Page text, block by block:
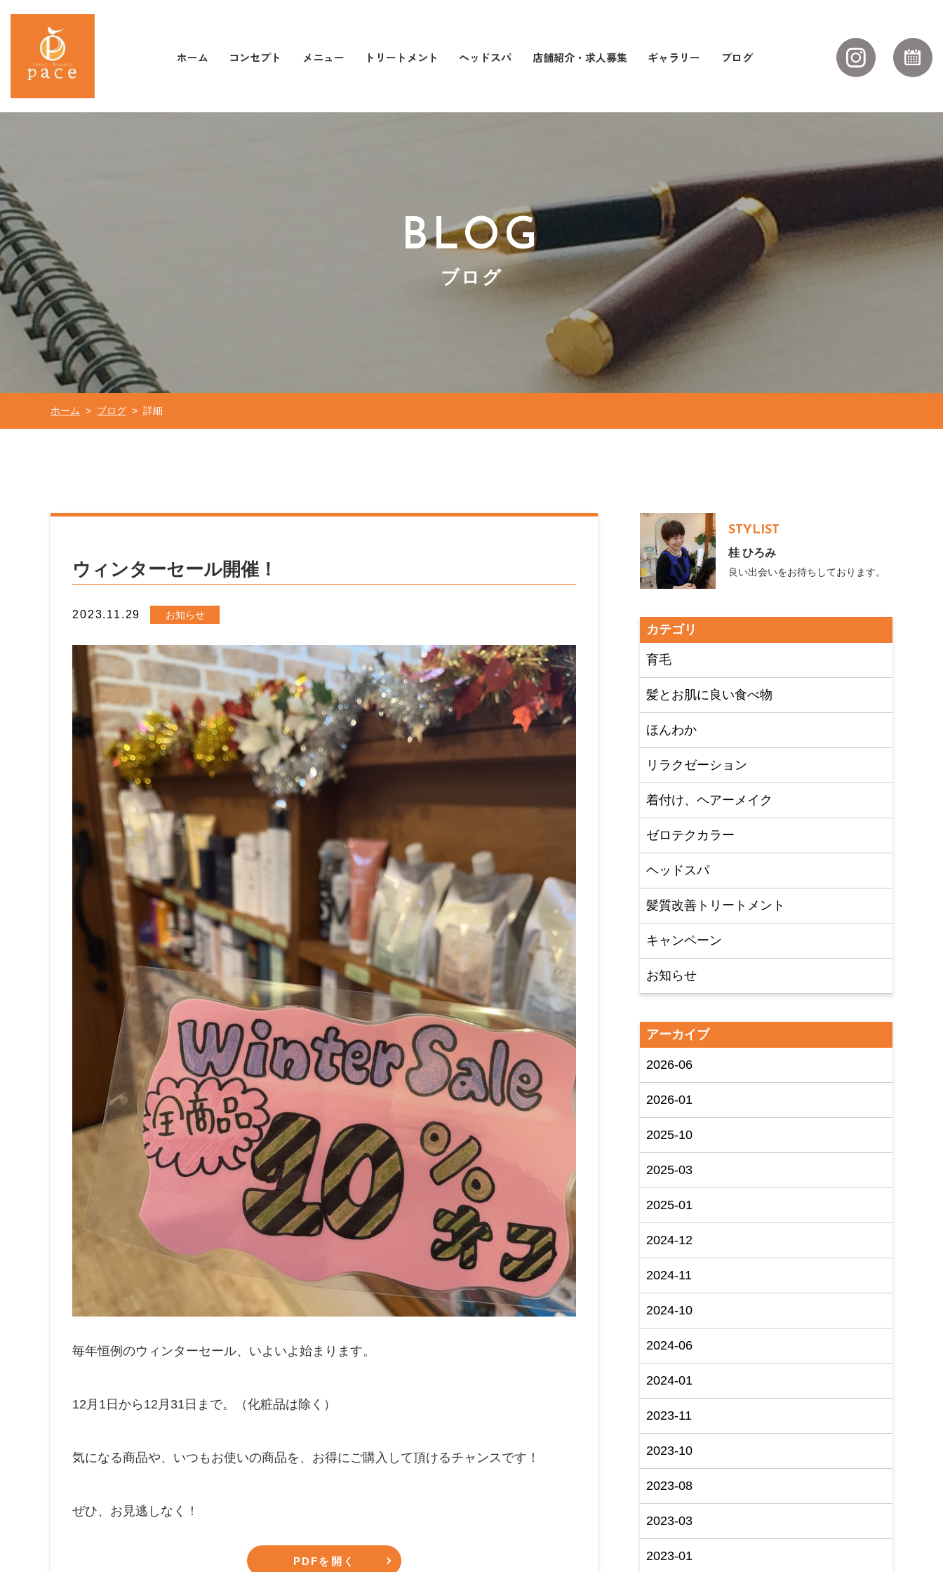
ホーム コンセプト メニュー トリートメント ヘッドスパ 店舗紹介・求人募集 ギャラリー ブログ
BLOG
ブログ
ホーム > ブログ > 詳細
ウィンターセール開催！
2023.11.29 お知らせ
毎年恒例のウィンターセール、いよいよ始まります。
12月1日から12月31日まで。（化粧品は除く）
気になる商品や、いつもお使いの商品を、お得にご購入して頂けるチャンスです！
ぜひ、お見逃しなく！
PDFを開く
STYLIST
桂 ひろみ
良い出会いをお待ちしております。
カテゴリ
育毛
髪とお肌に良い食べ物
ほんわか
リラクゼーション
着付け、ヘアーメイク
ゼロテクカラー
ヘッドスパ
髪質改善トリートメント
キャンペーン
お知らせ
アーカイブ
2026-06
2026-01
2025-10
2025-03
2025-01
2024-12
2024-11
2024-10
2024-06
2024-01
2023-11
2023-10
2023-08
2023-03
2023-01